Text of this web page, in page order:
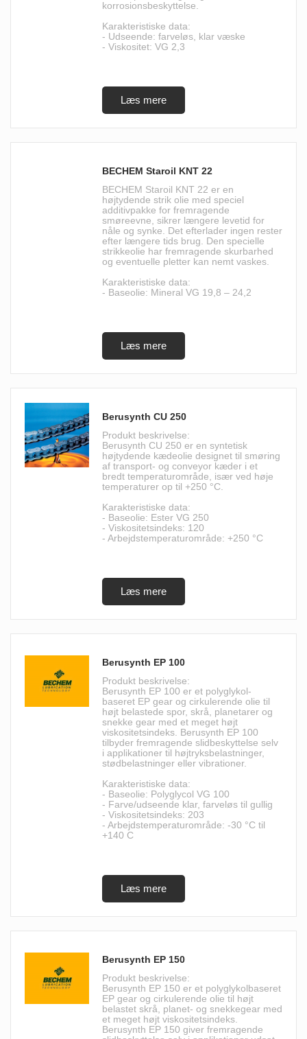
korrosionsbeskyttelse.
Karakteristiske data:
- Udseende: farveløs, klar væske
- Viskositet: VG 2,3
BECHEM Staroil KNT 22
BECHEM Staroil KNT 22 er en
højtydende strik olie med speciel
additivpakke for fremragende
smøreevne, sikrer længere levetid for
nåle og synke. Det efterlader ingen rester
efter længere tids brug. Den specielle
strikkeolie har fremragende skurbarhed
og eventuelle pletter kan nemt vaskes.
Karakteristiske data:
- Baseolie: Mineral VG 19,8 – 24,2
Berusynth CU 250
Produkt beskrivelse:
Berusynth CU 250 er en syntetisk
højtydende kædeolie designet til smøring
af transport- og conveyor kæder i et
bredt temperaturområde, især ved høje
temperaturer op til +250 °C.
Karakteristiske data:
- Baseolie: Ester VG 250
- Viskositetsindeks: 120
- Arbejdstemperaturområde: +250 °C
Berusynth EP 100
Produkt beskrivelse:
Berusynth EP 100 er et polyglykol-
baseret EP gear og cirkulerende olie til
højt belastede spor, skrå, planetarer og
snekke gear med et meget højt
viskositetsindeks. Berusynth EP 100
tilbyder fremragende slidbeskyttelse selv
i applikationer til højtryksbelastninger,
stødbelastninger eller vibrationer.
Karakteristiske data:
- Baseolie: Polyglycol VG 100
- Farve/udseende klar, farveløs til gullig
- Viskositetsindeks: 203
- Arbejdstemperaturområde: -30 °C til
+140 C
Berusynth EP 150
Produkt beskrivelse:
Berusynth EP 150 er et polyglykolbaseret
EP gear og cirkulerende olie til højt
belastet skrå, planet- og snekkegear med
et meget højt viskositetsindeks.
Berusynth EP 150 giver fremragende